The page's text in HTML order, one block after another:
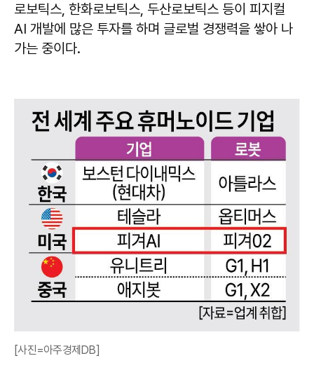
로보틱스, 한화로보틱스, 두산로보틱스 등이 피지컬
AI 개발에 많은 투자를 하며 글로벌 경쟁력을 쌓아 나
가는 중이다.
[사진=아주경제DB]